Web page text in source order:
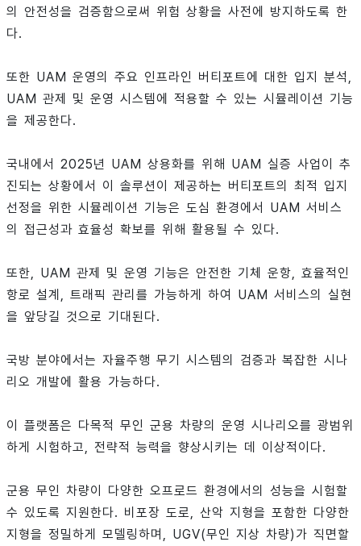
의 안전성을 검증함으로써 위험 상황을 사전에 방지하도록 한
다.
또한 UAM 운영의 주요 인프라인 버티포트에 대한 입지 분석,
UAM 관제 및 운영 시스템에 적용할 수 있는 시뮬레이션 기능
을 제공한다.
국내에서 2025년 UAM 상용화를 위해 UAM 실증 사업이 추
진되는 상황에서 이 솔루션이 제공하는 버티포트의 최적 입지
선정을 위한 시뮬레이션 기능은 도심 환경에서 UAM 서비스
의 접근성과 효율성 확보를 위해 활용될 수 있다.
또한, UAM 관제 및 운영 기능은 안전한 기체 운항, 효율적인
항로 설계, 트래픽 관리를 가능하게 하여 UAM 서비스의 실현
을 앞당길 것으로 기대된다.
국방 분야에서는 자율주행 무기 시스템의 검증과 복잡한 시나
리오 개발에 활용 가능하다.
이 플랫폼은 다목적 무인 군용 차량의 운영 시나리오를 광범위
하게 시험하고, 전략적 능력을 향상시키는 데 이상적이다.
군용 무인 차량이 다양한 오프로드 환경에서의 성능을 시험할
수 있도록 지원한다. 비포장 도로, 산악 지형을 포함한 다양한
지형을 정밀하게 모델링하며, UGV(무인 지상 차량)가 직면할